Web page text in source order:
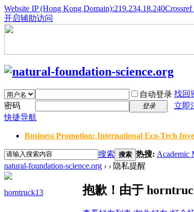
Website IP (Hong Kong Domain):219.234.18.240
开启辅助访问
自动登录 找回
密码
登录
立即
快捷导航
Business Promotion: International Eco-Tech
搜索 搜索 热搜: Academic
natural-foundation-science.org › › 隐私提醒
horntruck13 抱歉！由于